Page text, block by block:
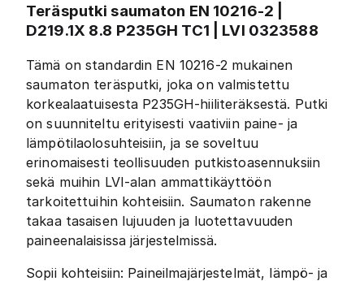
Teräsputki saumaton EN 10216-2 |
D219.1X 8.8 P235GH TC1 | LVI 0323588
Tämä on standardin EN 10216-2 mukainen
saumaton teräsputki, joka on valmistettu
korkealaatuisesta P235GH-hiiliteräksestä. Putki
on suunniteltu erityisesti vaativiin paine- ja
lämpötilaolosuhteisiin, ja se soveltuu
erinomaisesti teollisuuden putkistoasennuksiin
sekä muihin LVI-alan ammattikäyttöön
tarkoitettuihin kohteisiin. Saumaton rakenne
takaa tasaisen lujuuden ja luotettavuuden
paineenalaisissa järjestelmissä.
Sopii kohteisiin: Paineilmajärjestelmät, lämpö- ja